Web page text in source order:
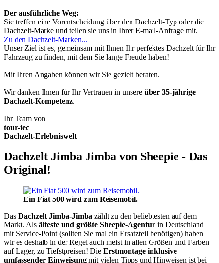
Der ausführliche Weg:
Sie treffen eine Vorentscheidung über den Dachzelt-Typ oder die
Dachzelt-Marke und teilen sie uns in Ihrer E-mail-Anfrage mit.
Zu den Dachzelt-Marken...
Unser Ziel ist es, gemeinsam mit Ihnen Ihr perfektes Dachzelt für Ihr
Fahrzeug zu finden, mit dem Sie lange Freude haben!
Mit Ihren Angaben können wir Sie gezielt beraten.
Wir danken Ihnen für Ihr Vertrauen in unsere über 35-jährige
Dachzelt-Kompetenz.
Ihr Team von
tour-tec
Dachzelt-Erlebniswelt
Dachzelt Jimba Jimba von Sheepie - Das
Original!
Ein Fiat 500 wird zum Reisemobil.
Das Dachzelt Jimba-Jimba zählt zu den beliebtesten auf dem
Markt. Als älteste und größte Sheepie-Agentur in Deutschland
mit Service-Point (sollten Sie mal ein Ersatzteil benötigen) haben
wir es deshalb in der Regel auch meist in allen Größen und Farben
auf Lager, zu Tiefstpreisen! Die Erstmontage inklusive
umfassender Einweisung mit vielen Tipps und Hinweisen ist bei